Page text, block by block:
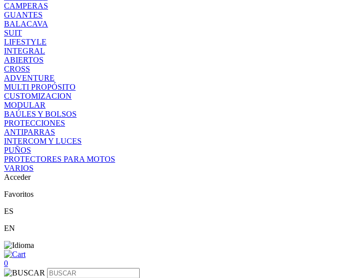
CAMPERAS
GUANTES
BALACAVA
SUIT
LIFESTYLE
INTEGRAL
ABIERTOS
CROSS
ADVENTURE
MULTI PROPÓSITO
CUSTOMIZACION
MODULAR
BAÚLES Y BOLSOS
PROTECCIONES
ANTIPARRAS
INTERCOM Y LUCES
PUÑOS
PROTECTORES PARA MOTOS
VARIOS
Acceder
Favoritos
ES
EN
0